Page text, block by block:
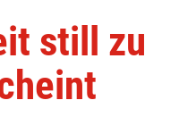
still zu